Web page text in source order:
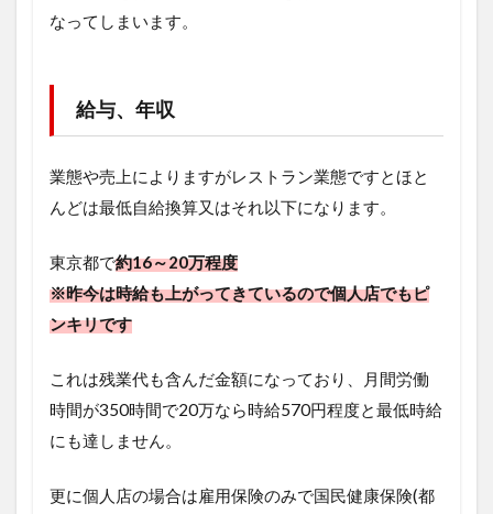
なってしまいます。
給与、年収
業態や売上によりますがレストラン業態ですとほと
んどは最低自給換算又はそれ以下になります。
東京都で約16～20万程度
※昨今は時給も上がってきているので個人店でもピ
ンキリです
これは残業代も含んだ金額になっており、月間労働
時間が350時間で20万なら時給570円程度と最低時給
にも達しません。
更に個人店の場合は雇用保険のみで国民健康保険(都